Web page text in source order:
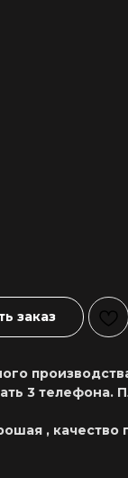
заказ
3 телефона.
, качество